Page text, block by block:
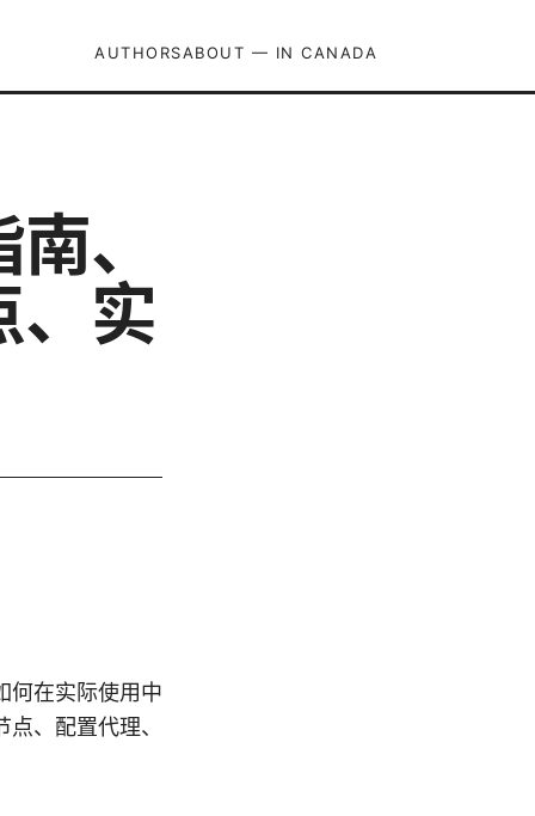
AUTHORSABOUT — IN CANADA
、
、实
何在实际使用中
、配置代理、